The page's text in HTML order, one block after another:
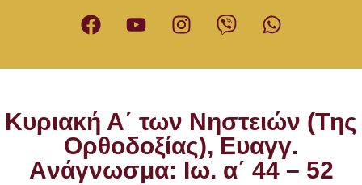
Κυριακή Α΄ των Νηστειών (Tης
Ορθοδοξίας), Ευαγγ.
Aνάγνωσμα: Ιω. α΄ 44 – 52